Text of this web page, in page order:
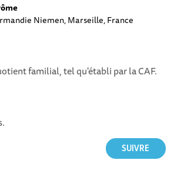
Niemen, Marseille, France
familial, tel qu'établi par la CAF.